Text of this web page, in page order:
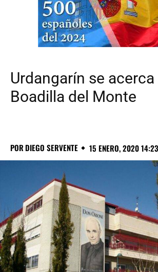
Urdangarín se acerca
Boadilla del Monte
POR DIEGO SERVENTE 15 ENERO, 2020 14:23